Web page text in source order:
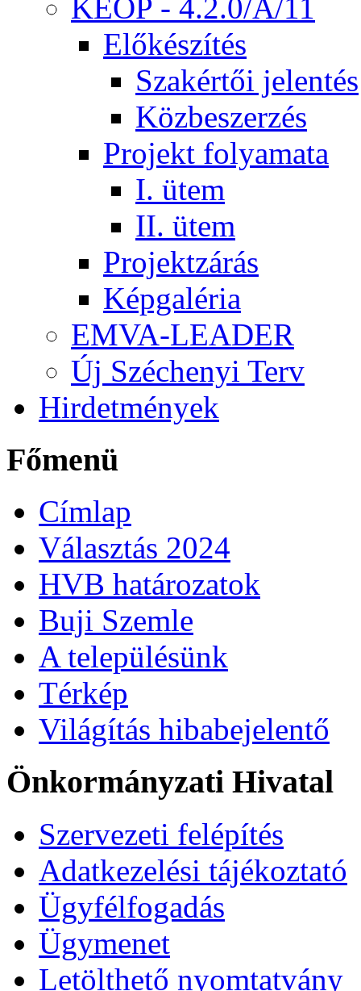
KEOP - 4.2.0/A/11
Előkészítés
Szakértői jelentés
Közbeszerzés
Projekt folyamata
I. ütem
II. ütem
Projektzárás
Képgaléria
EMVA-LEADER
Új Széchenyi Terv
Hirdetmények
Főmenü
Címlap
Választás 2024
HVB határozatok
Buji Szemle
A településünk
Térkép
Világítás hibabejelentő
Önkormányzati Hivatal
Szervezeti felépítés
Adatkezelési tájékoztató
Ügyfélfogadás
Ügymenet
Letölthető nyomtatvány